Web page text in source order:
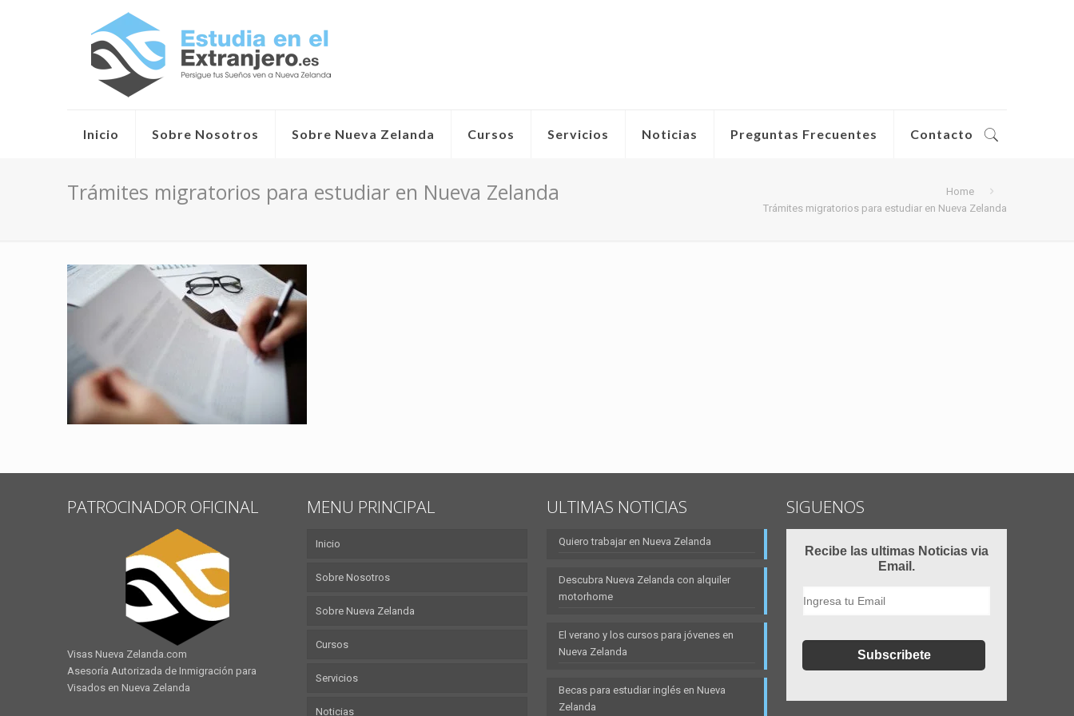
Inicio Sobre Nosotros Sobre Nueva Zelanda Cursos Servicios Noticias Preguntas Frecuentes Contacto
Trámites migratorios para estudiar en Nueva Zelanda
Home
Trámites migratorios para estudiar en Nueva Zelanda
PATROCINADOR OFICINAL
Visas Nueva Zelanda.com
Asesoría Autorizada de Inmigración para
Visados en Nueva Zelanda
MENU PRINCIPAL
Inicio
Sobre Nosotros
Sobre Nueva Zelanda
Cursos
Servicios
Noticias
ULTIMAS NOTICIAS
Quiero trabajar en Nueva Zelanda
Descubra Nueva Zelanda con alquiler
motorhome
El verano y los cursos para jóvenes en
Nueva Zelanda
Becas para estudiar inglés en Nueva
Zelanda
SIGUENOS
Recibe las ultimas Noticias via
Email.